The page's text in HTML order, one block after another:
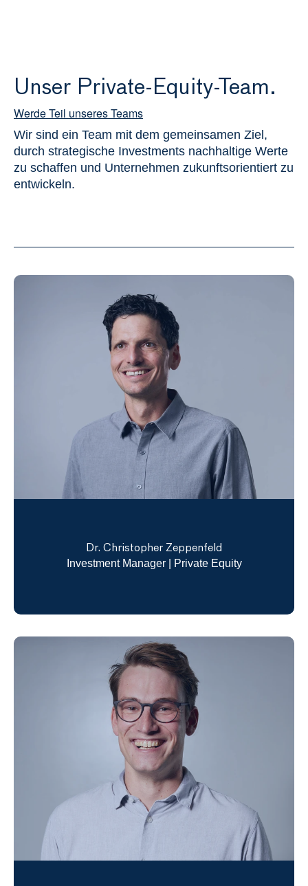
Unser Private-Equity-Team.
Werde Teil unseres Teams
Wir sind ein Team mit dem gemeinsamen Ziel,
durch strategische Investments nachhaltige Werte
zu schaffen und Unternehmen zukunftsorientiert zu
entwickeln.
Dr. Christopher Zeppenfeld
Investment Manager | Private Equity
Private Equity
Impact Advisory
Über uns
Kontakt
Select Language
German